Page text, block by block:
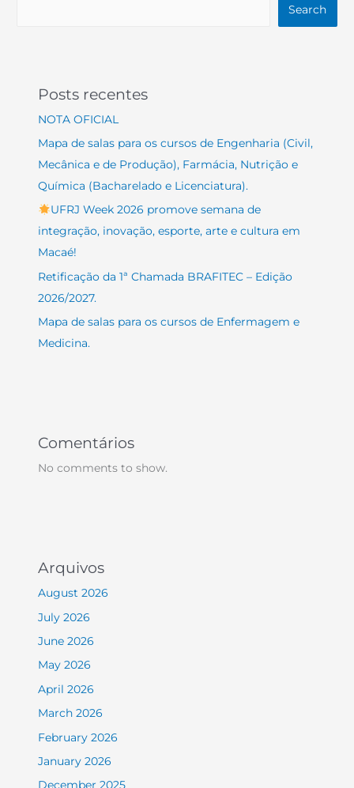
Search
Posts recentes
NOTA OFICIAL
Mapa de salas para os cursos de Engenharia (Civil,
Mecânica e de Produção), Farmácia, Nutrição e
Química (Bacharelado e Licenciatura).
UFRJ Week 2026 promove semana de
integração, inovação, esporte, arte e cultura em
Macaé!
Retificação da 1ª Chamada BRAFITEC – Edição
2026/2027.
Mapa de salas para os cursos de Enfermagem e
Medicina.
Comentários
No comments to show.
Arquivos
August 2026
July 2026
June 2026
May 2026
April 2026
March 2026
February 2026
January 2026
December 2025